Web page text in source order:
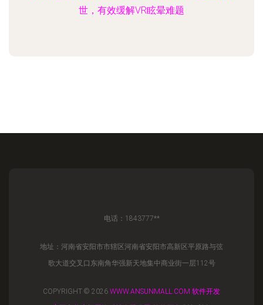
世，有效缓解VR眩晕难题
电话：1843777**
地址：河南省安阳市市辖区河南省安阳市高新区平原路与弦
歌大道交叉口东南角华强新天地集中商业街一层112号
COPYRIGHT © 2026 WWW.ANSUNMALL.COM 软件开发